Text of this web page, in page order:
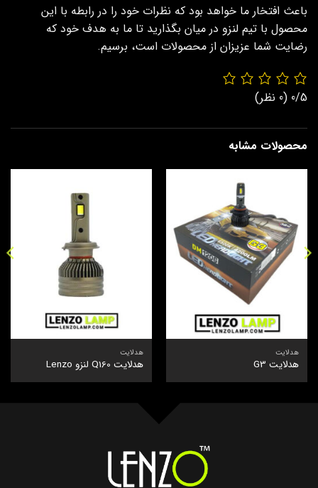
باعث افتخار ما خواهد بود که نظرات خود را در رابطه با این
محصول با تیم لنزو در میان بگذارید تا ما به هدف خود که
رضایت شما عزیزان از محصولات است، برسیم.
0/5 (0 نظر)
محصولات مشابه
هدلایت
هدلایت G3
هدلایت
هدلایت Q160 لنزو Lenzo